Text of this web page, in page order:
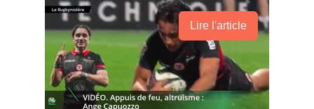
Lire l'article